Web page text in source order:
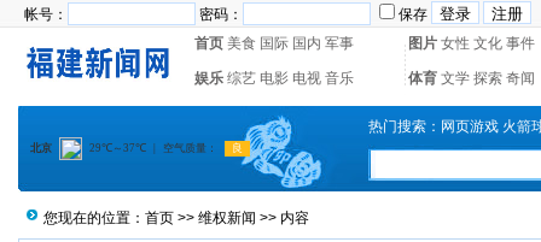
帐号： 密码：
保存
首页 美食 国际 国内 军事 图片 女性 文化 事件
娱乐 综艺 电影 电视 音乐 体育 文学 探索 奇闻
热门搜索： 网页游戏 火箭
您现在的位置： 首页 >> 维权新闻 >> 内容